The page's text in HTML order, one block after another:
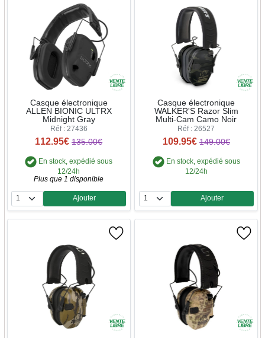
Casque électronique
ALLEN BIONIC ULTRX
Midnight Gray
Réf : 27436
112.95€ 135.00€
En stock, expédié sous
12/24h
Plus que 1 disponible
Quantité
Ajouter
Casque électronique
WALKER'S Razor Slim
Multi-Cam Camo Noir
Réf : 26527
109.95€ 149.00€
En stock, expédié sous
12/24h
Quantité
Ajouter